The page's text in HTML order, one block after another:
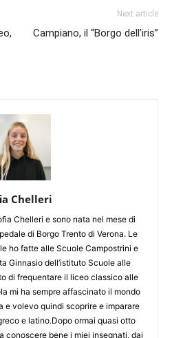
Next article
Campiano, il “Borgo dell’iris”
Chelleri
Chelleri e sono nata nel mese di
di Borgo Trento di Verona. Le
ho fatte alle Scuole Campostrini e
Ginnasio dell’istituto Scuole alle
di frequentare il liceo classico alle
mi ha sempre affascinato il mondo
e volevo quindi scoprire e imparare
e latino.Dopo ormai quasi otto
conoscere bene i miei insegnati, dai